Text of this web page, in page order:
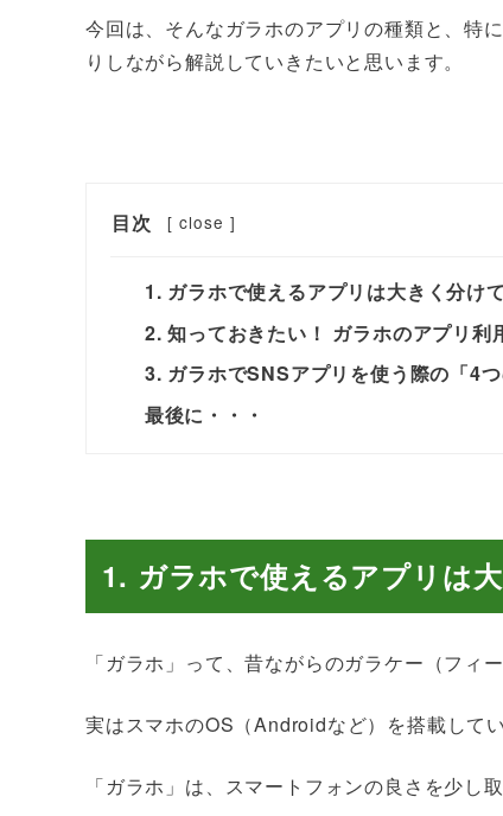
今回は、そんなガラホのアプリの種類と、特
りしながら解説していきたいと思います。
目次 [ close ]
1. ガラホで使えるアプリは大きく分け
2. 知っておきたい！ ガラホのアプリ利
3. ガラホでSNSアプリを使う際の「4つ
最後に・・・
1. ガラホで使えるアプリは
「ガラホ」って、昔ながらのガラケー（フィ
実はスマホのOS（Androidなど）を搭載して
「ガラホ」は、スマートフォンの良さを少し